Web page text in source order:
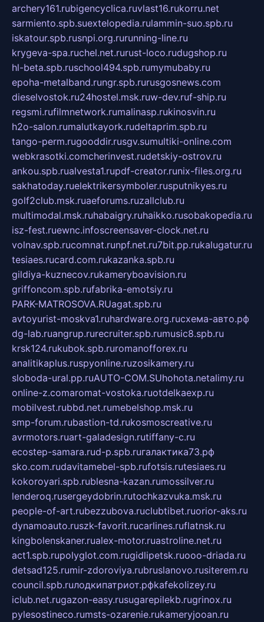
archery161.rubigencyclica.ruvlast16.rukorru.net
sarmiento.spb.suextelopedia.rulammin-suo.spb.ru
iskatour.spb.rusnpi.org.rurunning-line.ru
krygeva-spa.ruchel.net.rurust-loco.rudugshop.ru
hl-beta.spb.ruschool494.spb.rumymubaby.ru
epoha-metalband.rungr.spb.rurusgosnews.com
dieselvostok.ru24hostel.msk.ruw-dev.ruf-ship.ru
regsmi.rufilmnetwork.rumalinasp.rukinosvin.ru
h2o-salon.rumalutkayork.rudeltaprim.spb.ru
tango-perm.rugooddir.rusgv.sumultiki-online.com
webkrasotki.comcherinvest.rudetskiy-ostrov.ru
ankou.spb.rualvesta1.rupdf-creator.runix-files.org.ru
sakhatoday.ruelektrikersymboler.rusputnikyes.ru
golf2club.msk.ruaeforums.ruzallclub.ru
multimodal.msk.ruhabaigry.ruhaikko.rusobakopedia.ru
isz-fest.ruewnc.infoscreensaver-clock.net.ru
volnav.spb.rucomnat.runpf.net.ru7bit.pp.rukalugatur.ru
tesiaes.rucard.com.rukazanka.spb.ru
gildiya-kuznecov.rukameryboavision.ru
griffoncom.spb.rufabrika-emotsiy.ru
PARK-MATROSOVA.RUagat.spb.ru
avtoyurist-moskva1.ruhardware.org.ruсхема-авто.рф
dg-lab.ruangrup.rurecruiter.spb.rumusic8.spb.ru
krsk124.rukubok.spb.ruromanofforex.ru
analitikaplus.ruspyonline.ruzosikamery.ru
sloboda-ural.pp.ruAUTO-COM.SUhohota.netalimy.ru
online-z.comaromat-vostoka.ruotdelkaexp.ru
mobilvest.rubbd.net.rumebelshop.msk.ru
smp-forum.rubastion-td.rukosmoscreative.ru
avrmotors.ruart-galadesign.rutiffany-c.ru
ecostep-samara.rud-p.spb.ruгалактика73.рф
sko.com.rudavitamebel-spb.rufotsis.rutesiaes.ru
kokoroyari.spb.rublesna-kazan.rumossilver.ru
lenderoq.rusergeydobrin.rutochkazvuka.msk.ru
people-of-art.rubezzubova.ruclubtibet.ruorior-aks.ru
dynamoauto.ruszk-favorit.rucarlines.ruflatnsk.ru
kingbolenskaner.rualex-motor.ruastroline.net.ru
act1.spb.rupolyglot.com.rugidlipetsk.ruooo-driada.ru
detsad125.rumir-zdoroviya.rubruslanovo.rusiterem.ru
council.spb.ruлодкипатриот.рфkafekolizey.ru
iclub.net.rugazon-easy.rusugarepilekb.rugrinox.ru
pylesostineco.rumsts-ozarenie.rukameryjooan.ru